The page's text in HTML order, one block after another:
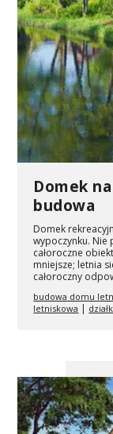
Domek
budowa
Domek
wypoczynku.
całoroczne
mniejsze; letnia
całoroczny
budowa domu
letniskowa |